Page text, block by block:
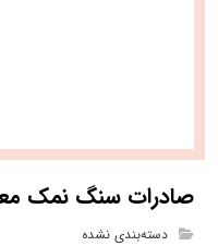
صادرات سنگ نمک
دسته‌بندی نشده